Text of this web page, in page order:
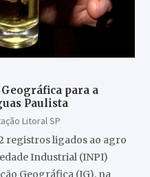
para a
Paulista
Litoral SP
registros ligados ao agro
Industrial (INPI)